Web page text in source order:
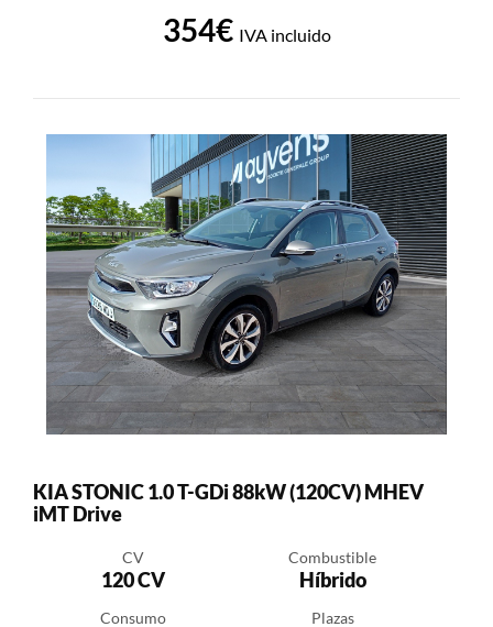
354€ IVA incluido
KIA STONIC 1.0 T-GDi 88kW (120CV) MHEV
iMT Drive
CV
120 CV
Combustible
Híbrido
Consumo Plazas